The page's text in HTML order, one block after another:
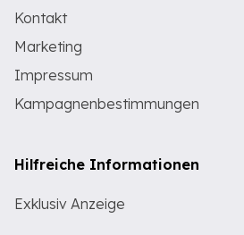
Kontakt
Marketing
Impressum
Kampagnenbestimmungen
Hilfreiche Informationen
Exklusiv Anzeige